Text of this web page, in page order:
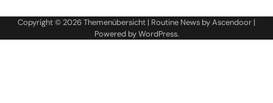
Copyright © 2026Themenübersicht | Routine News byAscendoor |
Powered byWordPress.